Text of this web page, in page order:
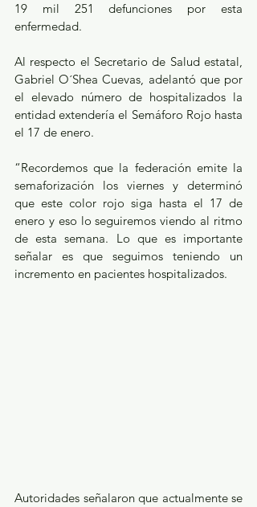
19 mil 251 defunciones por esta
enfermedad.
Al respecto el Secretario de Salud estatal,
Gabriel O´Shea Cuevas, adelantó que por
el elevado número de hospitalizados la
entidad extendería el Semáforo Rojo hasta
el 17 de enero.
“Recordemos que la federación emite la
semaforización los viernes y determinó
que este color rojo siga hasta el 17 de
enero y eso lo seguiremos viendo al ritmo
de esta semana. Lo que es importante
señalar es que seguimos teniendo un
incremento en pacientes hospitalizados.
Autoridades señalaron que actualmente se